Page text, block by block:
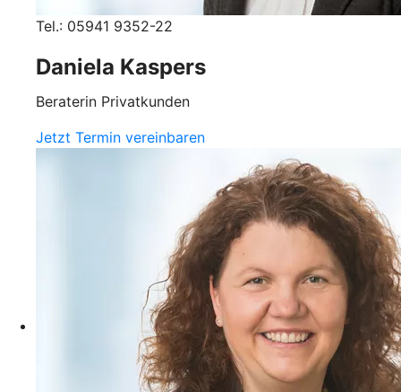
Tel.: 05941 9352-22
Daniela Kaspers
Beraterin Privatkunden
Jetzt Termin vereinbaren